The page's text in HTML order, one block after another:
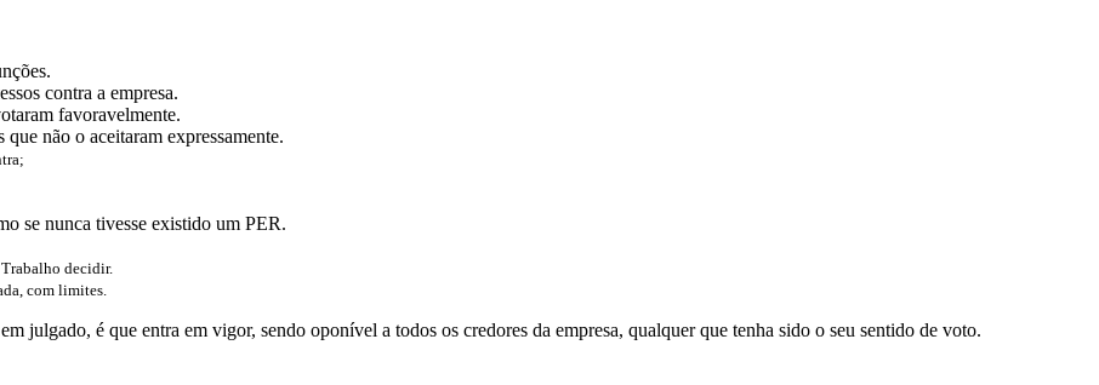
contra a empresa.
favoravelmente.
não o aceitaram expressamente.
se nunca tivesse existido um PER.
decidir.
com limites.
julgado, é que entra em vigor, sendo oponível a todos os credores da empresa, qualquer que tenha sido o seu sentido de voto.